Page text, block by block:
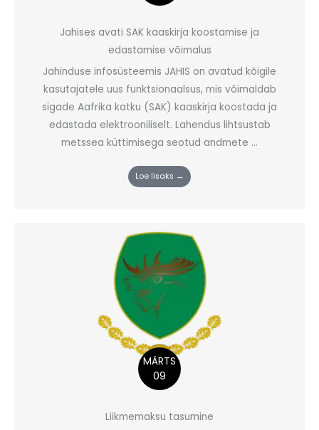
Jahises avati SAK kaaskirja koostamise ja
edastamise võimalus
Jahinduse infosüsteemis JAHIS on avatud kõigile
kasutajatele uus funktsionaalsus, mis võimaldab
sigade Aafrika katku (SAK) kaaskirja koostada ja
edastada elektrooniliselt. Lahendus lihtsustab
metssea küttimisega seotud andmete ...
Loe lisaks →
MÄRTS
09
Liikmemaksu tasumine